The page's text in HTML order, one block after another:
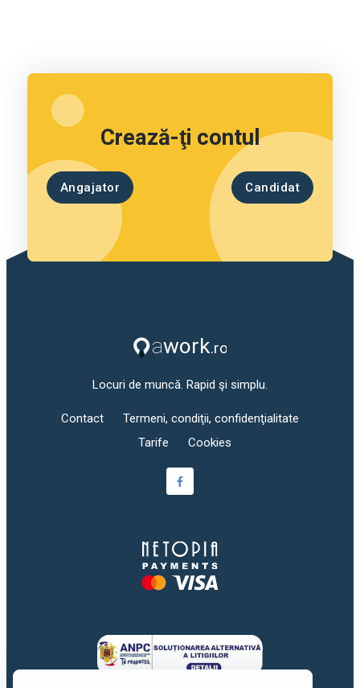
Crează-ţi contul
Angajator Candidat
Locuri de muncă. Rapid şi simplu.
Contact
Termeni, condiţii, confidenţialitate
Tarife
Cookies